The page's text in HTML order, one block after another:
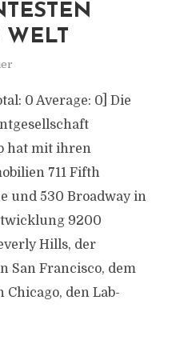
WELT
0 Average: 0] Die
hat mit ihren
711 Fifth
und 530 Broadway in
9200
Hills, der
San Francisco, dem
Chicago, den Lab-